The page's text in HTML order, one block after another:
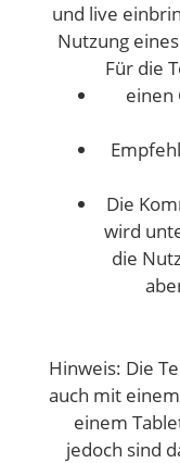
und live
Nutzung
Für die
einen
Die
wird
die
Hinweis: Die
auch mit
einem
jedoch sind